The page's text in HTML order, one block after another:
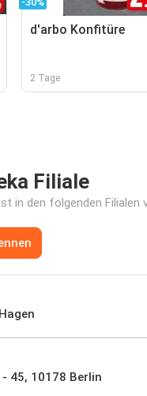
d'arbo Konfitüre
2 Tage
Filiale
in den folgenden
45, 10178 Berlin